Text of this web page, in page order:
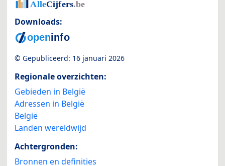
Downloads:
© Gepubliceerd: 16 januari 2026
Regionale overzichten:
Gebieden in België
Adressen in België
België
Landen wereldwijd
Achtergronden:
Bronnen en definities